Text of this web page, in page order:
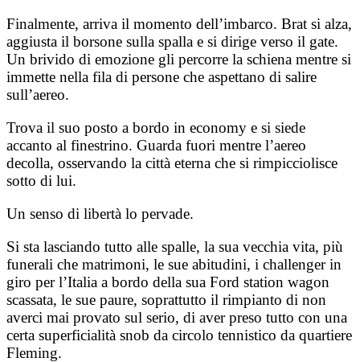
Finalmente, arriva il momento dell’imbarco. Brat si alza,
aggiusta il borsone sulla spalla e si dirige verso il gate.
Un brivido di emozione gli percorre la schiena mentre si
immette nella fila di persone che aspettano di salire
sull’aereo.
Trova il suo posto a bordo in economy e si siede
accanto al finestrino. Guarda fuori mentre l’aereo
decolla, osservando la città eterna che si rimpicciolisce
sotto di lui.
Un senso di libertà lo pervade.
Si sta lasciando tutto alle spalle, la sua vecchia vita, più
funerali che matrimoni, le sue abitudini, i challenger in
giro per l’Italia a bordo della sua Ford station wagon
scassata, le sue paure, soprattutto il rimpianto di non
averci mai provato sul serio, di aver preso tutto con una
certa superficialità snob da circolo tennistico da quartiere
Fleming.